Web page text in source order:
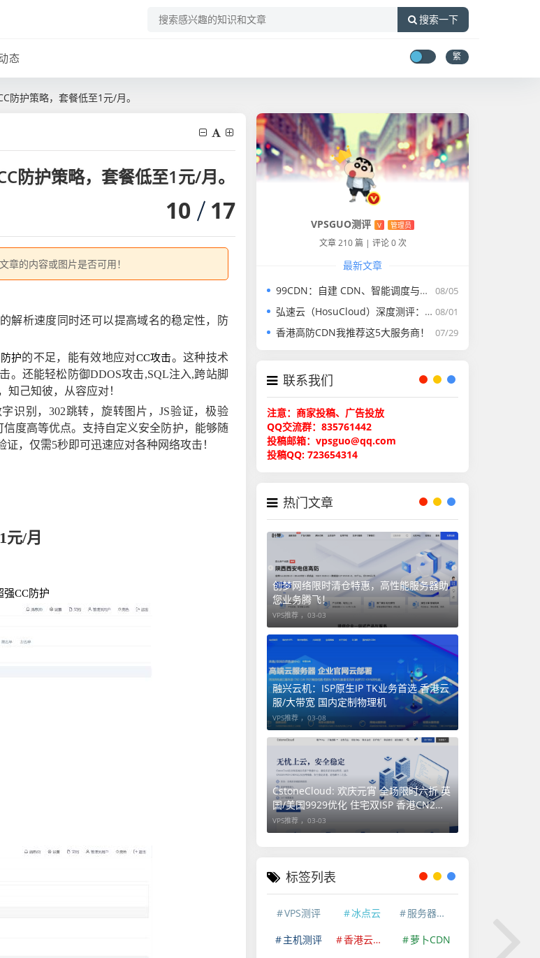
搜索一下
态 繁
防护策略，套餐低至1元/月。
防护策略，套餐低至1元/月。
10 17
章的内容或图片是否可用！
解析速度同时还可以提高域名的稳定性，防
护的不足，能有效地应对CC攻击。这种技术
。还能轻松防御DDOS攻击,SQL注入,跨站脚
知己知彼，从容应对！
识别，302跳转，旋转图片，JS验证，极验
度高等优点。支持自定义安全防护，能够随
，仅需5秒即可迅速应对各种网络攻击！
元/月
CC防护
VPSGUO测评 V 管理员
文章 210 篇 | 评论 0 次
最新文章
08/05
99CDN：自建 CDN、智能调度与商业化运营的边缘加速平台
08/01
弘速云（HosuCloud）深度测评：AMD EPYC 强悍性能，拼团价真香！
07/29
香港高防CDN我推荐这5大服务商！
联系我们
注意：商家投稿、广告投放
QQ交流群：835761442
投稿邮箱：vpsguo@qq.com
投稿QQ: 723654314
热门文章
创梦网络限时清仓特惠，高性能服务器助
您业务腾飞！
VPS推荐 ， 03-03
融兴云机：ISP原生IP TK业务首选 香港云
服/大带宽 国内定制物理机
VPS推荐 ， 03-08
CstoneCloud: 欢庆元宵 全场限时六折 英
国/美国9929优化 住宅双ISP 香港CN2
VPS 全面解锁TK AI 流媒体
VPS推荐 ， 03-03
标签列表
VPS测评 冰点云
服务器测评
主机测评
香港云服务器
萝卜CDN